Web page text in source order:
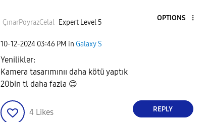
ÇınarPoyrazCelal Expert Level 5
OPTIONS
‎10-12-2024 03:46 PM in Galaxy S
Yenilikler:
Kamera tasarımınıı daha kötü yaptık
20bin tl daha fazla 😊
4 Likes REPLY